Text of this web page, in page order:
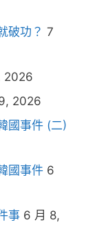
破功？ 7
2026
2026
國事件 (二)
國事件 6
事 6 月 8,